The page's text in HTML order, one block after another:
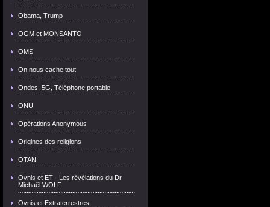
Obama, Trump
OGM et MONSANTO
OMS
On nous cache tout
Ondes, 5G, Téléphone portable
ONU
Opérations Anonymous
Origines des religions
OTAN
Ovnis et ET - Les révélations du Dr
Michaël WOLF
Ovnis et Extraterrestres